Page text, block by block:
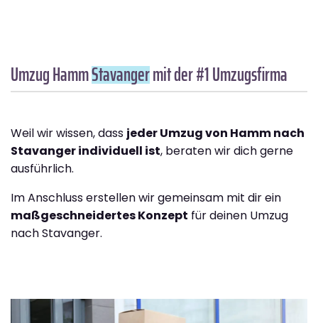
Umzug HammStavangermit der #1 Umzugsfirma
Weil wir wissen, dass jeder Umzug von Hamm nach
Stavanger individuell ist, beraten wir dich gerne
ausführlich.
Im Anschluss erstellen wir gemeinsam mit dir ein
maßgeschneidertes Konzept für deinen Umzug
nach Stavanger.